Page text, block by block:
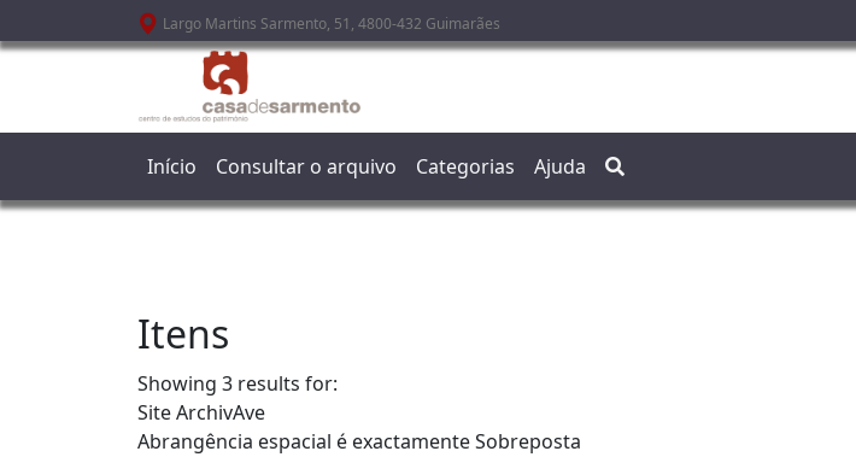
Passar para o conteúdo principalLargo Martins Sarmento, 51, 4800-432 Guimarães
Início Consultar o arquivo Categorias Ajuda
Itens
Showing 3 results for:
SiteArchivAve
Abrangência espacial é exactamenteSobreposta